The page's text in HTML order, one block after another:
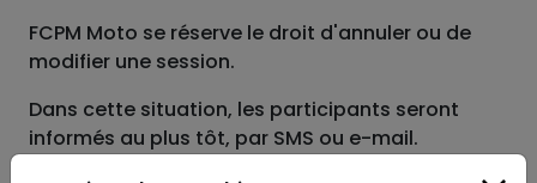
FCPM Moto se réserve le droit d'annuler ou de
modifier une session.
Dans cette situation, les participants seront
informés au plus tôt, par SMS ou e-mail.